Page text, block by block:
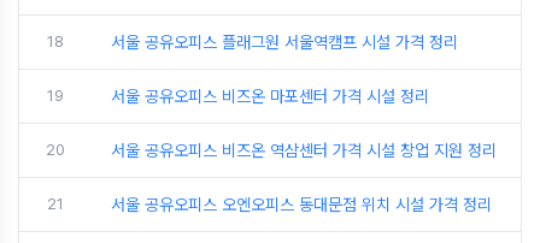
18 서울 공유오피스 플래그원 서울역캠프 시설 가격 정리
19 서울 공유오피스 비즈온 마포센터 가격 시설 정리
20 서울 공유오피스 비즈온 역삼센터 가격 시설 창업 지원 정리
21 서울 공유오피스 오엔오피스 동대문점 위치 시설 가격 정리